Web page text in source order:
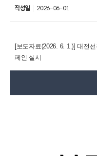
작성일 2026-06-01
[보도자료(2026. 6. 1.)]대전
페인 실시